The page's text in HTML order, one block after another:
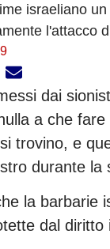
israeliano
l'attacco
dai
a che
trovino, e
durante la
la barbarie
dal diritto